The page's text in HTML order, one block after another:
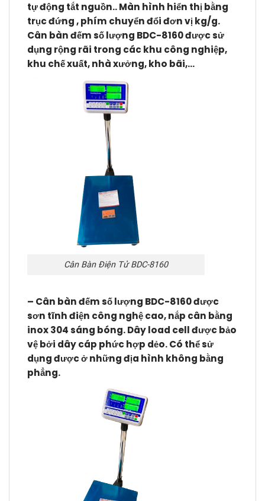
tự động tắt nguồn.. Màn hình hiển thị bằng
trục đứng , phím chuyển đổi đơn vị kg/g.
Cân bàn đếm số lượng BDC-8160được sử
dụng rộng rãi trong các khu công nghiệp,
khu chế xuất, nhà xưởng, kho bãi,…
Cân Bàn Điện Tử BDC-8160
– Cân bàn đếm số lượng BDC-8160được
sơn tĩnh điện công nghệ cao, nắp cân bằng
inox 304 sáng bóng. Dây load cell được bảo
vệ bởi dây cáp phức hợp dẻo. Có thể sử
dụng được ở những địa hình không bằng
phẳng.